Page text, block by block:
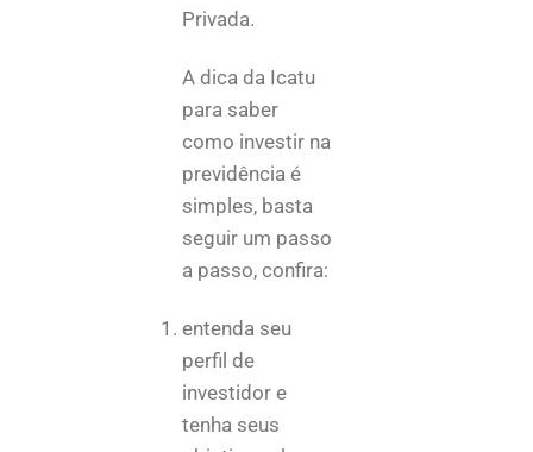
Privada.
A dica da Icatu
para saber
como investir na
previdência é
simples, basta
seguir um passo
a passo, confira:
entenda seu
perfil de
investidor e
tenha seus